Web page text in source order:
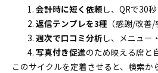
会計時に短く依頼 し、QRで30
返信テンプレを3種 （感謝/改
週次で口コミ分析し、メニュー
写真付き促進のため映える席と
このサイクルを定着させると、検索か